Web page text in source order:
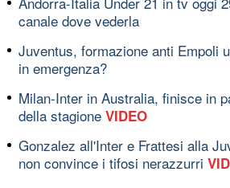
canale dove vederla
Juventus, formazione anti Empoli
in emergenza?
Milan-Inter in Australia, finisce in
della stagione VIDEO
Gonzalez all'Inter e Frattesi alla
non convince i tifosi nerazzurri